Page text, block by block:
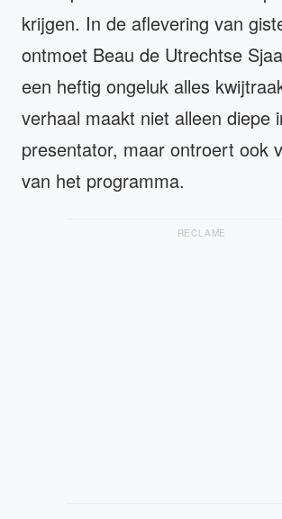
krijgen. In de aflevering van
ontmoet Beau de Utrechtse
een heftig ongeluk alles
verhaal maakt niet alleen diepe
presentator, maar ontroert ook
van het programma.
RECLAME